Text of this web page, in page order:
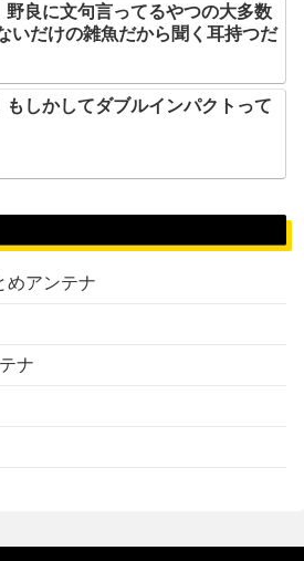
野良に文句言ってるやつの大多数
いだけの雑魚だから聞く耳持つだ
もしかしてダブルインパクトって
めアンテナ
ナ